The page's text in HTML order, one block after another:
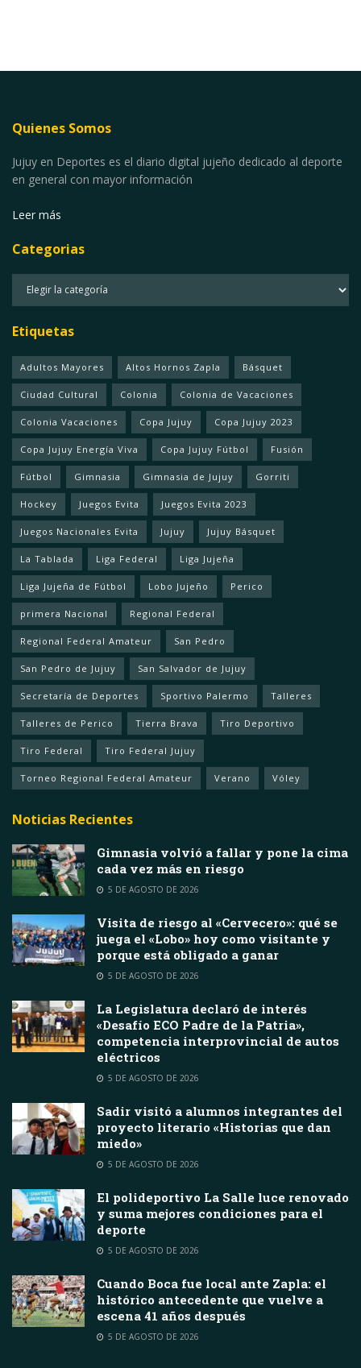
Quienes Somos
Jujuy en Deportes es el diario digital jujeño dedicado al deporte
en general con mayor información
Leer más
Categorias
Etiquetas
Adultos Mayores Altos Hornos Zapla Básquet
Ciudad Cultural Colonia Colonia de Vacaciones
Colonia Vacaciones Copa Jujuy Copa Jujuy 2023
Copa Jujuy Energía Viva Copa Jujuy Fútbol Fusión
Fútbol Gimnasia Gimnasia de Jujuy Gorriti
Hockey Juegos Evita Juegos Evita 2023
Juegos Nacionales Evita Jujuy Jujuy Básquet
La Tablada Liga Federal Liga Jujeña
Liga Jujeña de Fútbol Lobo Jujeño Perico
primera Nacional Regional Federal
Regional Federal Amateur San Pedro
San Pedro de Jujuy San Salvador de Jujuy
Secretaría de Deportes Sportivo Palermo Talleres
Talleres de Perico Tierra Brava Tiro Deportivo
Tiro Federal Tiro Federal Jujuy
Torneo Regional Federal Amateur Verano Vóley
Noticias Recientes
Gimnasia volvió a fallar y pone la cima
cada vez más en riesgo
5 DE AGOSTO DE 2026
Visita de riesgo al «Cervecero»: qué se
juega el «Lobo» hoy como visitante y
porque está obligado a ganar
5 DE AGOSTO DE 2026
La Legislatura declaró de interés
«Desafío ECO Padre de la Patria»,
competencia interprovincial de autos
eléctricos
5 DE AGOSTO DE 2026
Sadir visitó a alumnos integrantes del
proyecto literario «Historias que dan
miedo»
5 DE AGOSTO DE 2026
El polideportivo La Salle luce renovado
y suma mejores condiciones para el
deporte
5 DE AGOSTO DE 2026
Cuando Boca fue local ante Zapla: el
histórico antecedente que vuelve a
escena 41 años después
5 DE AGOSTO DE 2026